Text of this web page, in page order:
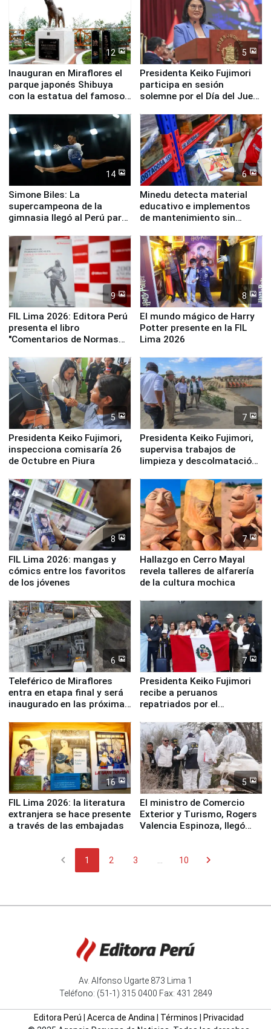
12
Inauguran en Miraflores el
parque japonés Shibuya
con la estatua del famoso
5
Presidenta Keiko Fujimori
participa en sesión
solemne por el Día del Juez
14
Simone Biles: La
supercampeona de la
gimnasia llegó al Perú para
Panamericanos Lima 2027
6
Minedu detecta material
educativo e implementos
de mantenimiento sin
la UGEL 2
9
FIL Lima 2026: Editora Perú
presenta el libro
"Comentarios de Normas
Derecho Colectivo"
8
El mundo mágico de Harry
Potter presente en la FIL
Lima 2026
5
Presidenta Keiko Fujimori,
inspecciona comisaría 26
de Octubre en Piura
7
Presidenta Keiko Fujimori,
supervisa trabajos de
limpieza y descolmatación
8
FIL Lima 2026: mangas y
cómics entre los favoritos
de los jóvenes
7
Hallazgo en Cerro Mayal
revela talleres de alfarería
de la cultura mochica
6
Teleférico de Miraflores
entra en etapa final y será
inaugurado en las próximas
7
Presidenta Keiko Fujimori
recibe a peruanos
repatriados por el
16
FIL Lima 2026: la literatura
extranjera se hace presente
a través de las embajadas
5
El ministro de Comercio
Exterior y Turismo, Rogers
Valencia Espinoza, llegó
chevron_left 1 2 3 10 chevron_right
Av. Alfonso Ugarte 873 Lima 1
Teléfono: (51-1) 315 0400 Fax: 431 2849
Editora Perú Acerca de Andina| Términos
Privacidad